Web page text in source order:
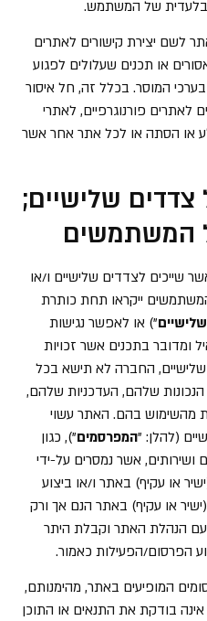
של המשתמש.
לשם יצירת קישורים לאתרים
או תכנים שעלולים לפגוע
המוסר. בכלל זה, חל איסור
פורנוגרפיים, לאתרי
או הסתה או לכל אתר אחר אשר
שלישיים;
המשתמשים
שייכים לצדדים שלישיים ו/או
ייקראו תחת כותרת
") או לאפשר נגישות
ומדובר בתכנים אשר זכויות
שלישיים, החברה לא תישא בכל
הנכונות שלהם, העדכניות שלהם,
מהשימוש בהם. האתר עשוי
(להלן: "המפרסמים"), כגון
ושירותים, אשר נמסרים על-ידי
או עקיף) באתר ו/או ביצוע
או עקיף) באתר הנם אך ורק
הנהלת האתר וקבלת היתר
הפרסום/הפעילות כאמור.
המופיעים באתר, מהימנותם,
בודקת את התנאים או התוכן